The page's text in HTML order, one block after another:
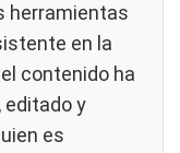
herramientas
en la
contenido ha
y
es